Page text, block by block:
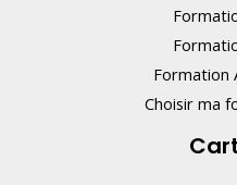
Formation
Choisir ma